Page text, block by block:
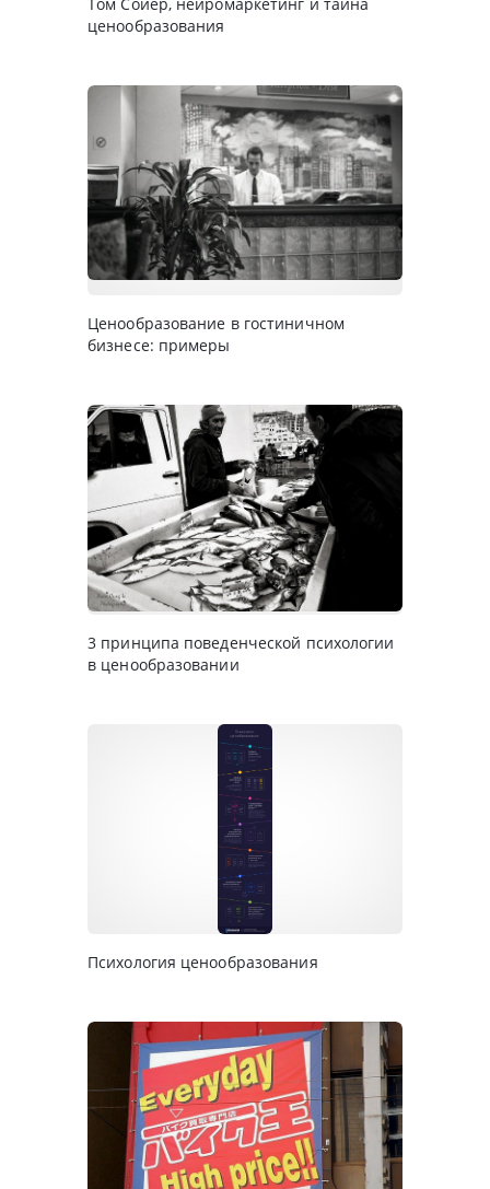
ценообразования
Ценообразование в гостиничном
бизнесе: примеры
3 принципа поведенческой психологии
в ценообразовании
Психология ценообразования